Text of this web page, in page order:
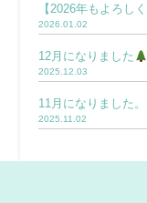
【2026年もよろし
2026.01.02
12月になりました
2025.12.03
11月になりました。
2025.11.02